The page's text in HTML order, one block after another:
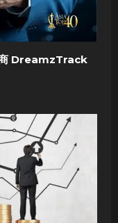
商 DreamzTrack